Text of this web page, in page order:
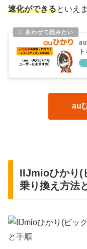
速化ができるといえ
す
au
IIJmioひかり(
乗り換え方法